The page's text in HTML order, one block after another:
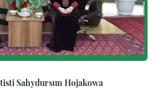
Sahydursun Hojakowa